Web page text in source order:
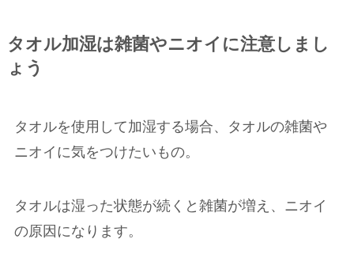
タオル加湿は雑菌やニオイに注意しまし
ょう
タオルを使用して加湿する場合、タオルの雑菌や
ニオイに気をつけたいもの。
タオルは湿った状態が続くと雑菌が増え、ニオイ
の原因になります。